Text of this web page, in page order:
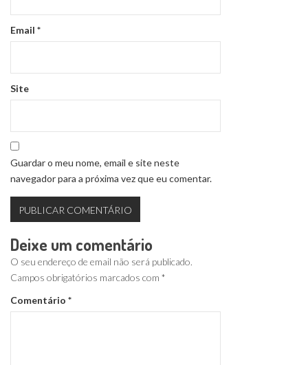
Email *
Site
Guardar o meu nome, email e site neste
navegador para a próxima vez que eu comentar.
Deixe um comentário
O seu endereço de email não será publicado.
Campos obrigatórios marcados com *
Comentário *